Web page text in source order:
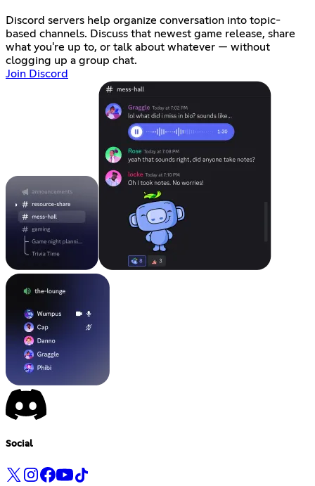
Discord servers help organize conversation into topic-
based channels. Discuss that newest game release, share
what you're up to, or talk about whatever — without
clogging up a group chat.
Join Discord
Social